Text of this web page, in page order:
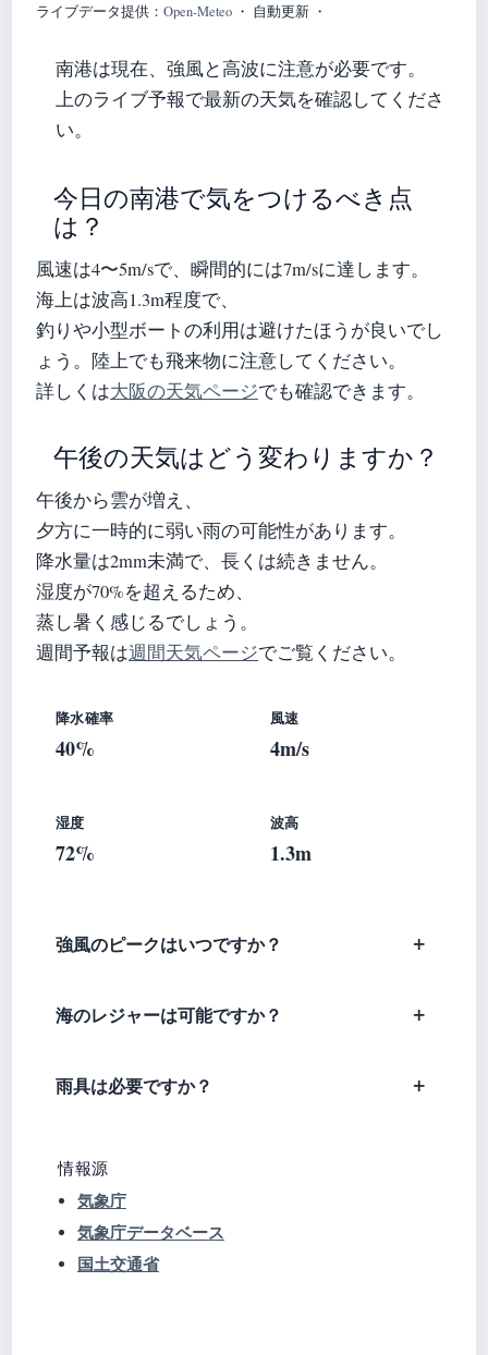
ライブデータ提供： Open-Meteo ・ 自動更新 ・
南港は現在、強風と高波に注意が必要です。
上のライブ予報で最新の天気を確認してくださ
い。
今日の南港で気をつけるべき点
は？
風速は4〜5m/sで、瞬間的には7m/sに達します。
海上は波高1.3m程度で、
釣りや小型ボートの利用は避けたほうが良いでし
ょう。陸上でも飛来物に注意してください。
詳しくは大阪の天気ページでも確認できます。
午後の天気はどう変わりますか？
午後から雲が増え、
夕方に一時的に弱い雨の可能性があります。
降水量は2mm未満で、長くは続きません。
湿度が70%を超えるため、
蒸し暑く感じるでしょう。
週間予報は週間天気ページでご覧ください。
降水確率
40%
風速
4m/s
湿度
72%
波高
1.3m
強風のピークはいつですか？
海のレジャーは可能ですか？
雨具は必要ですか？
情報源
気象庁
気象庁データベース
国土交通省